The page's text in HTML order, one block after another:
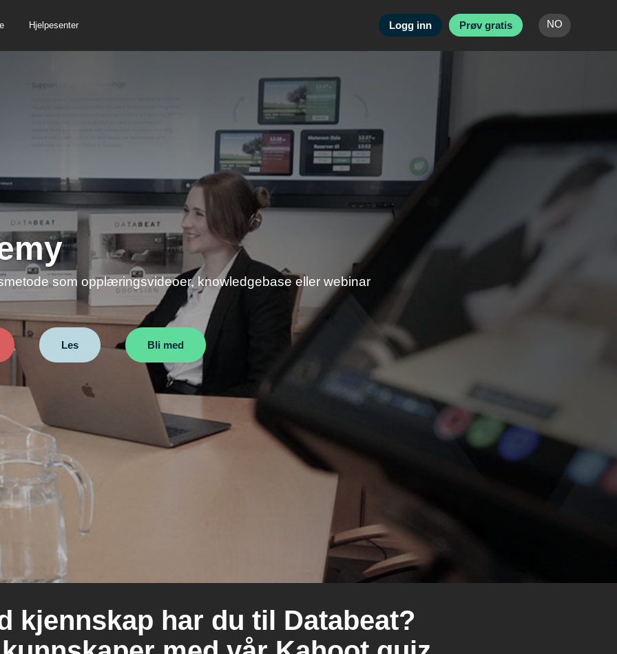
Hjelpesenter Logg inn Prøv gratis
som opplæringsvideoer, knowledgebase eller webinar
Les Bli med
kjennskap har du til Databeat?